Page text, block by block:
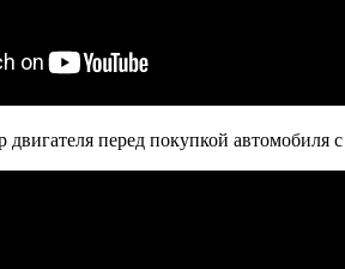
двигателя перед покупкой автомобиля